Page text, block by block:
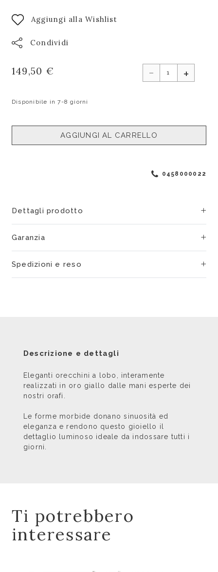
Aggiungi alla Wishlist
Condividi
149,50 € - +
Disponibile in 7-8 giorni
AGGIUNGI AL CARRELLO
0458000022
Dettagli prodotto
Garanzia
Spedizioni e reso
Descrizione e dettagli
Eleganti orecchini a lobo, interamente
realizzati in oro giallo dalle mani esperte dei
nostri orafi.
Le forme morbide donano sinuosità ed
eleganza e rendono questo gioiello il
dettaglio luminoso ideale da indossare tutti i
giorni.
Ti potrebbero
interessare